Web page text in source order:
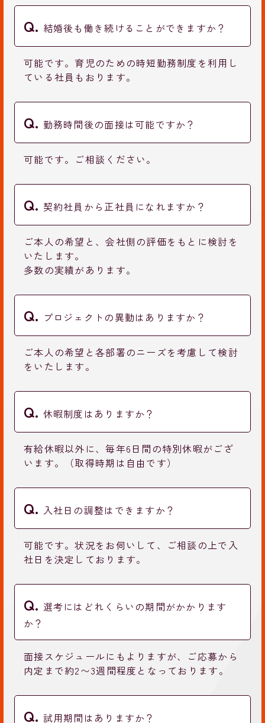
結婚後も働き続けることができますか？
可能です。育児のための時短勤務制度を利用し
ている社員もおります。
勤務時間後の面接は可能ですか？
可能です。ご相談ください。
契約社員から正社員になれますか？
ご本人の希望と、会社側の評価をもとに検討を
いたします。
多数の実績があります。
プロジェクトの異動はありますか？
ご本人の希望と各部署のニーズを考慮して検討
をいたします。
休暇制度はありますか？
有給休暇以外に、毎年6日間の特別休暇がござ
います。（取得時期は自由です）
入社日の調整はできますか？
可能です。状況をお伺いして、ご相談の上で入
社日を決定しております。
選考にはどれくらいの期間がかかります
か？
面接スケジュールにもよりますが、ご応募から
内定まで約2〜3週間程度となっております。
試用期間はありますか？